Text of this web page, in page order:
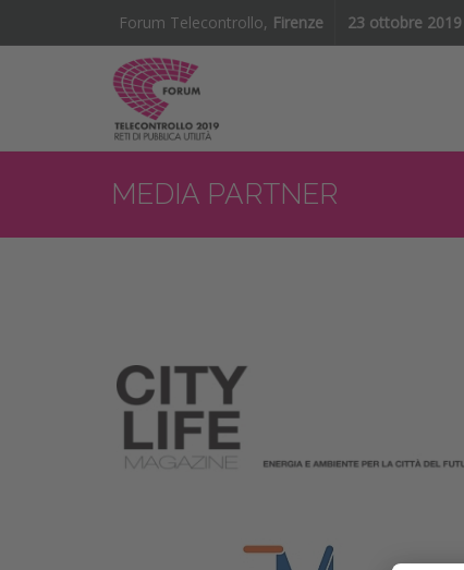
Forum Telecontrollo, Firenze 23 ottobre 2019
MEDIA PARTNER